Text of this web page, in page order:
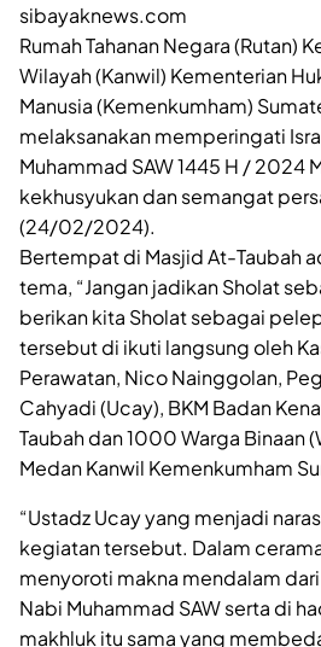
sibayaknews.com
Rumah Tahanan Negara (Rutan)
Wilayah (Kanwil) Kementerian
Manusia (Kemenkumham)
melaksanakan memperingati Isra
Muhammad SAW 1445 H / 2024
kekhusyukan dan semangat
(24/02/2024).
Bertempat di Masjid At-Taubah
tema, “Jangan jadikan Sholat
berikan kita Sholat sebagai
tersebut di ikuti langsung oleh
Perawatan, Nico Nainggolan,
Cahyadi (Ucay), BKM Badan
Taubah dan 1000 Warga Binaan
Medan Kanwil Kemenkumham
“Ustadz Ucay yang menjadi
kegiatan tersebut. Dalam
menyoroti makna mendalam dari
Nabi Muhammad SAW serta di
makhluk itu sama yang